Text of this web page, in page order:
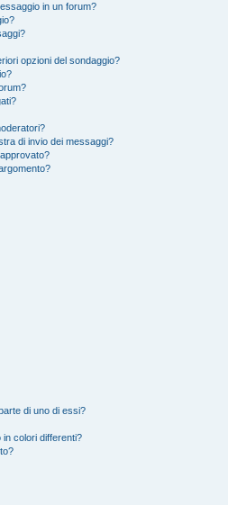
in un forum?
opzioni del sondaggio?
di invio dei messaggi?
di uno di essi?
in colori differenti?